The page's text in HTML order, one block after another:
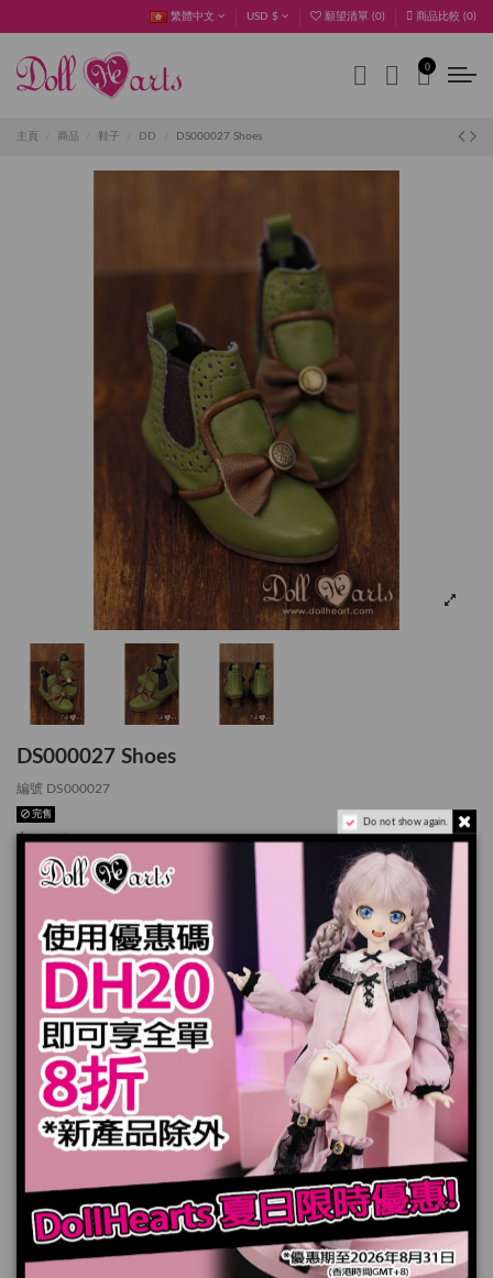
繁體中文 USD $ 願望清單 (0) 商品比較 (0)
0
主頁 商品 鞋子 DD DS000027 Shoes
DS000027 Shoes
編號 DS000027
完售
$34.90
*適用於 Dollfie Dream
產品實際顏色可能會跟顯示器上稍有差別
加入購物車
規格
Do not show again.